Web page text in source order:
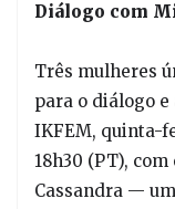
Diálogo com
Três mulheres
para o diálogo
IKFEM, quinta-
18h30 (PT),
Cassandra —